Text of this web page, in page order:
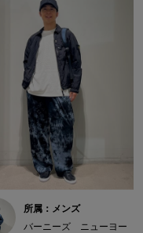
所属：メンズ
バーニーズ ニューヨー